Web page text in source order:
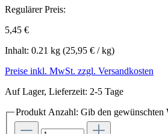
Regulärer Preis:
5,45 €
Inhalt: 0.21 kg (25,95 € / kg)
Preise inkl. MwSt. zzgl. Versandkosten
Auf Lager, Lieferzeit: 2-5 Tage
Produkt Anzahl: Gib den gewünschten